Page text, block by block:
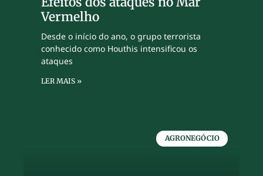
Vermelho
Desde o início do ano, o grupo terrorista
conhecido como Houthis intensificou os
ataques
LER MAIS »
AGRONEGÓCIO